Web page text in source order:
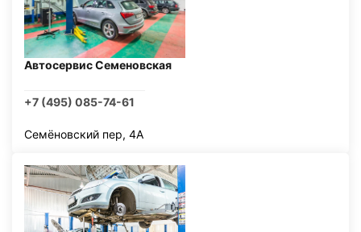
Автосервис Семеновская
+7 (495) 085-74-61
Семёновский пер, 4А